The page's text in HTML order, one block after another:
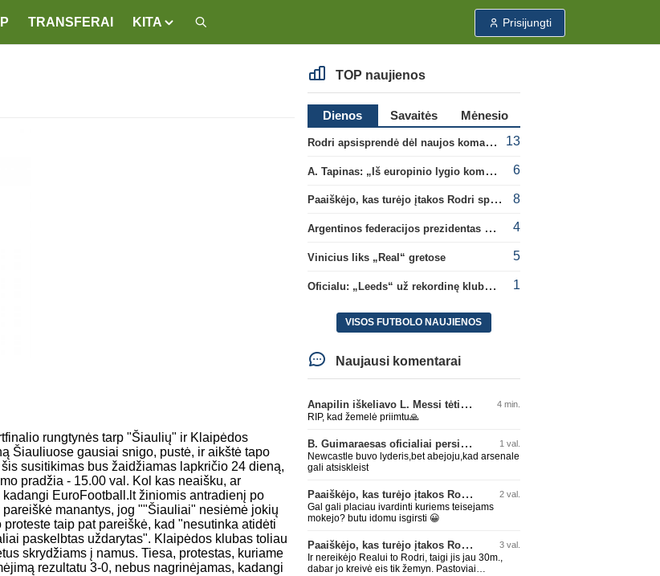
TRANSFERAI KITA Prisijungti
rungtynės tarp "Šiaulių" ir Klaipėdos
Šiauliuose gausiai snigo, pustė, ir aikštė tapo
susitikimas bus žaidžiamas lapkričio 24 dieną,
pradžia - 15.00 val. Kol kas neaišku, ar
EuroFootball.lt žiniomis antradienį po
manantys, jog ""Šiauliai" nesiėmė jokių
taip pat pareiškė, kad "nesutinka atidėti
paskelbtas uždarytas". Klaipėdos klubas toliau
skrydžiams į namus. Tiesa, protestas, kuriame
rezultatu 3-0, nebus nagrinėjamas, kadangi
TOP naujienos
Dienos Savaitės
Mėnesio
Rodri apsisprendė dėl naujos komandos
13
A. Tapinas: „Iš europinio lygio komandos gavom gerų pamokų“ 6
Paaiškėjo, kas turėjo įtakos Rodri sprendimui pasirinkti Barselonos pusę 8
Argentinos federacijos prezidentas C. Tapia negailėjo pagyrų G. Infantino 4
Vinicius liks „Real“ gretose 5
Oficialu: „Leeds“ už rekordinę klubui sumą įsigijo Anglijos rinktinės vartininką 1
VISOS FUTBOLO NAUJIENOS
Naujausi komentarai
Anapilin iškeliavo L. Messi tėtis Jorge 4 min.
RIP, kad žemelė priimtu🙏
B. Guimaraesas oficialiai persikėlė į „Arsenal“ klubą 1 val.
Newcastle buvo lyderis,bet abejoju,kad arsenale
gali atsiskleist
Paaiškėjo, kas turėjo įtakos Rodri sprendimui pasirinkti Barselonos pusę 2 val.
Gal gali placiau ivardinti kuriems teisejams
mokejo? butu idomu isgirsti 😀
Paaiškėjo, kas turėjo įtakos Rodri sprendimui pasirinkti Barselonos pusę 3 val.
Ir nereikėjo Realui to Rodri, taigi jis jau 30m.,
dabar jo kreivė eis tik žemyn. Pastoviai